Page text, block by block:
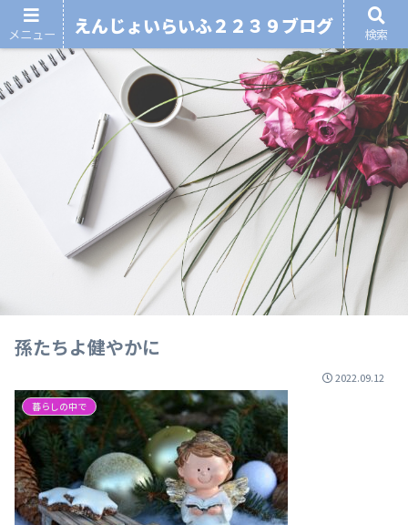
孫たちよ健やかに
2022.09.12
暮らしの中で
メニュー えんじょいらいふ２２３９ブログ 検索